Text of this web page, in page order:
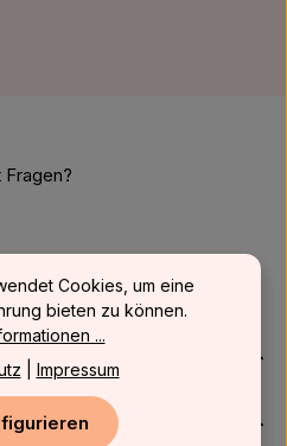
.Cookies, um eine
bieten zu können.
...
Impressum